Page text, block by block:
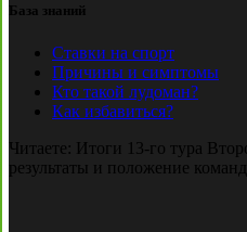
База знаний
Ставки на спорт
Причины и симптомы
Кто такой лудоман?
Как избавиться?
Читаете: Итоги 13-го тура
результаты и положение команд